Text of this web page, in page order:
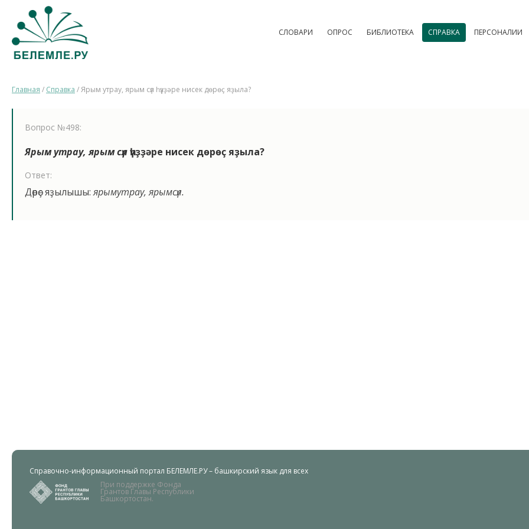
СЛОВАРИ ОПРОС БИБЛИОТЕКА СПРАВКА ПЕРСОНАЛИИ
Главная / Справка /Ярым утрау, ярым сүл һүҙҙәре нисек дөрөҫ яҙыла?
Вопрос №498:
Ярым утрау, ярым сүлһүҙҙәре нисек дөрөҫ яҙыла?
Ответ:
Дөрөҫ яҙылышы:ярымутрау, ярымсүл.
Справочно-информационный портал БЕЛЕМЛЕ.РУ – башкирский язык для всех
При поддержке Фонда
Грантов Главы Республики
Башкортостан.